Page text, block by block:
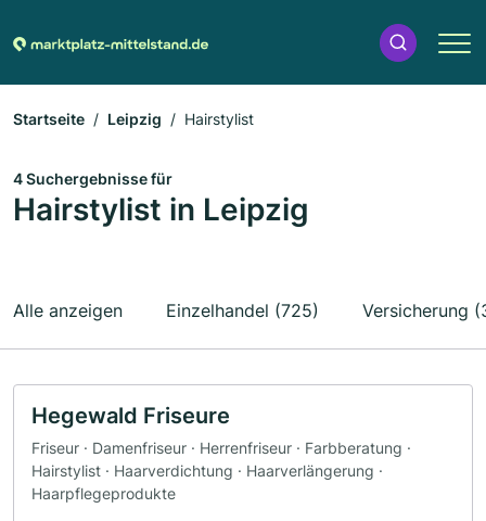
Startseite Leipzig Hairstylist
4 Suchergebnisse für
Hairstylist in Leipzig
Alle anzeigen Einzelhandel (725) Versicherung
Hegewald Friseure
Friseur · Damenfriseur · Herrenfriseur · Farbberatung ·
Hairstylist · Haarverdichtung · Haarverlängerung ·
Haarpflegeprodukte